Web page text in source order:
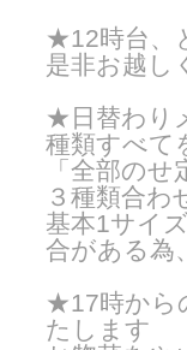
★12時台、
是非お越し
★日替わり
種類すべて
「全部の
３種類合わ
基本1サイ
合がある為
★17時から
たします